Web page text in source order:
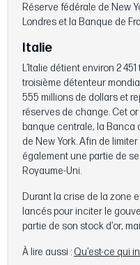
Réserve fédérale de New
Londres et la Banque de
Italie
L’Italie détient environ 2
troisième détenteur
555 millions de dollars et
réserves de change. Cet
banque centrale, la Banca
de New York. Afin de
également une partie de
Royaume-Uni.
Durant la crise de la zone
lancés pour inciter le
partie de son stock d’or,
À lire aussi : Qu’est-ce qui